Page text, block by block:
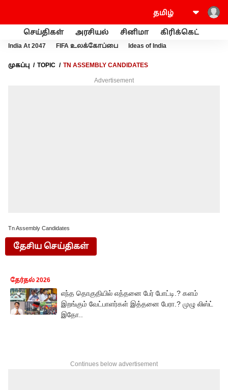
செய்திகள் அரசியல் சினிமா கிரிக்கெட்
India At 2047 FIFA உலக்கோப்பை Ideas of India
முகப்பு TOPIC TN ASSEMBLY CANDIDATES
Advertisement
Tn Assembly Candidates
தேசிய செய்திகள்
தேர்தல் 2026
எந்த தொகுதியில் எத்தனை பேர் போட்டி.? களம்
இறங்கும் வேட்பாளர்கள் இத்தனை பேரா.? முழு லிஸ்ட்
இதோ..
Continues below advertisement